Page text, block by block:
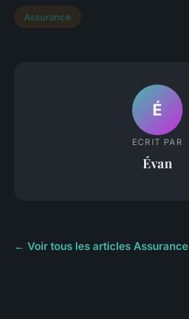
Assurance
É
ECRIT PAR
Évan
← Voir tous les articles Assurance